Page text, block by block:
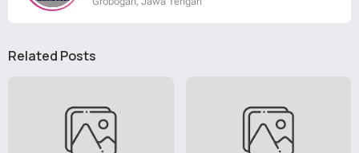
Related Posts